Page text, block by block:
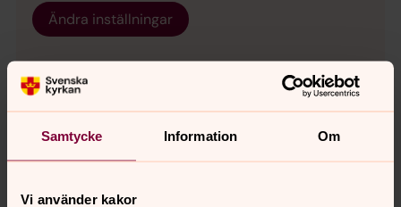
Samtycke Information Om
Vi använder kakor
Ändra inställningar
Senast ändrad 22 september 2023
Synpunkter eller frågor på sidans